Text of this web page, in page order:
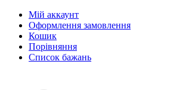
Мій аккаунт
Оформлення замовлення
Кошик
Порівняння
Список бажань